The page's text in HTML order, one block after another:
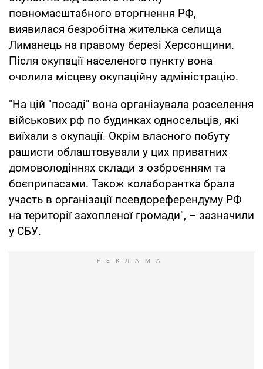
повномасштабного вторгнення РФ,
виявилася безробітна жителька селища
Лиманець на правому березі Херсонщини.
Після окупації населеного пункту вона
очолила місцеву окупаційну адміністрацію.
"На цій "посаді" вона організувала розселення
військових рф по будинках односельців, які
виїхали з окупації. Окрім власного побуту
рашисти облаштовували у цих приватних
домоволодіннях склади з озброєнням та
боєприпасами. Також колаборантка брала
участь в організації псевдореферендуму РФ
на території захопленої громади", – зазначили
у СБУ.